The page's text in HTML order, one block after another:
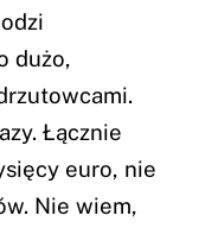
dużo,
Łącznie
euro, nie
Nie wiem,